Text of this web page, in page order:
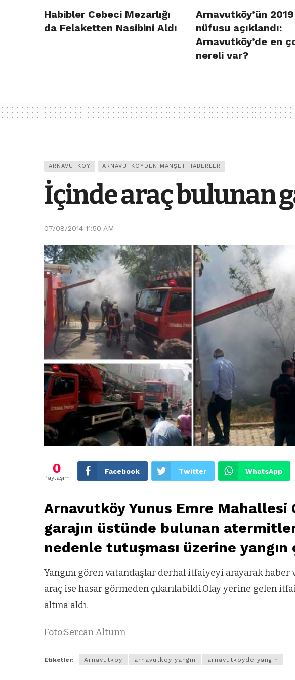
Habibler Cebeci Mezarlığı
da Felaketten Nasibini Aldı
Arnavutköy’ün 2019
nüfusu açıklandı:
Arnavutköy’de en
nereli var?
ARNAVUTKÖY ARNAVUTKÖYDEN MANŞET HABERLER
İçinde araç bulunan
07/08/2014 11:50 AM
0
Paylaşım
Facebook Twitter WhatsApp
Arnavutköy Yunus Emre Mahallesi
garajın üstünde bulunan
nedenle tutuşması üzerine yangın
Yangını gören vatandaşlar derhal itfaiyeyi arayarak
araç ise hasar görmeden çıkarılabildi.Olay yerine gelen
altına aldı.
Foto:Sercan Altunn
Etiketler: Arnavutköy arnavutköy yangın arnavutköyde yangın